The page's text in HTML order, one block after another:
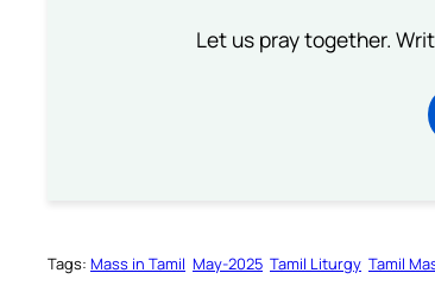
Let us pray together.
Tags: Mass in Tamil May-2025 Tamil Liturgy Tamil